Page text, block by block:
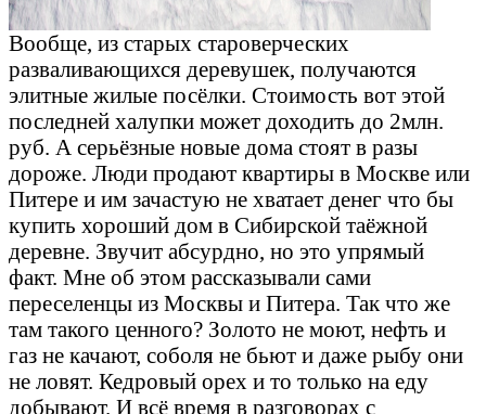
Вообще, из старых староверческих
разваливающихся деревушек, получаются
элитные жилые посёлки. Стоимость вот этой
последней халупки может доходить до 2млн.
руб. А серьёзные новые дома стоят в разы
дороже. Люди продают квартиры в Москве или
Питере и им зачастую не хватает денег что бы
купить хороший дом в Сибирской таёжной
деревне. Звучит абсурдно, но это упрямый
факт. Мне об этом рассказывали сами
переселенцы из Москвы и Питера. Так что же
там такого ценного? Золото не моют, нефть и
газ не качают, соболя не бьют и даже рыбу они
не ловят. Кедровый орех и то только на еду
добывают. И всё время в разговорах с